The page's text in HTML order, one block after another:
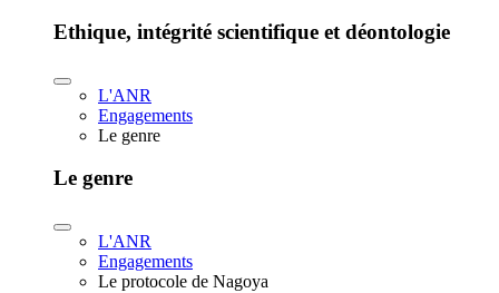
Ethique, intégrité scientifique et déontologie
L'ANR
Engagements
Le genre
Le genre
L'ANR
Engagements
Le protocole de Nagoya